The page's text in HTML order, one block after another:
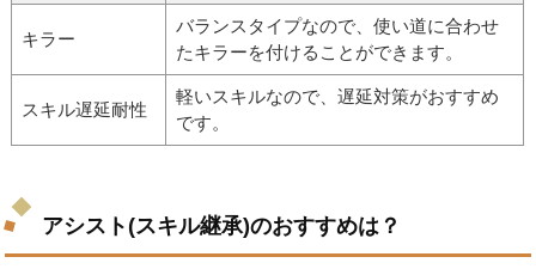
キラー
バランスタイプなので、使い道に合わせ
たキラーを付けることができます。
スキル遅延耐性
軽いスキルなので、遅延対策がおすすめ
です。
アシスト(スキル継承)のおすすめは？